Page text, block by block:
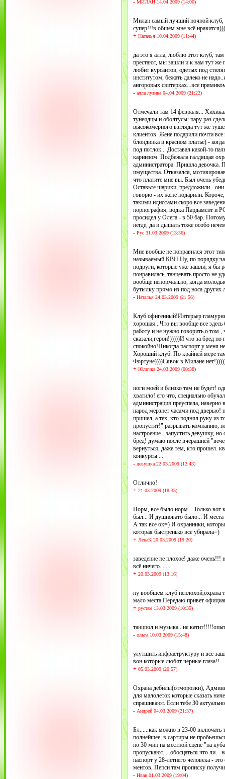
- МИЛАН 14.04.2009 (14:00)
Милан самый лучший ночной клуб,
супер!!!в общем мне всё
+ Наталья 10.04.2009 (11:44)
да это я алла, люблю этот клуб,
престают, мы зашли и к нам тут же
любит курсантов, одетых под
институтом, бежать далеко не
ангоровых свитерках...все
- алла лузина 04.04.2009 (21:22)
Отмечали там 14 февраля...
тунеядцы и оболтусы: пару раз
высокомерного взгляда тут же
клиентов. Жене подарили почти
блондинка в красном платье) -
под потлок... Доставал какой-то
карнизом. Подбежала галдящая
администратора. Пришла девочка.
имущества. Отказался,
что платите мне вы. Был очень
Оставьте шарики, предложили - они
говорю - их жене подарили.
такими идиотами скоро все
порнография, водка Пардамент и
просидел у Олега - в 50 бар.
негде, да и дышать тоже особо
- Рус 31.03.2009 (13:36)
Мне вообще не понравился этот
называемый КВН.Ну, по
подруги, которые уже зашли, я бы
понравилась, танцевать просто не
вообще ненормально, когда
бутылку прямо из под носа других
- Наталья 24.03.2009 (21:56)
Клуб офигенный!Интерьер
хорошая...Что вы вообще все
работу и не нужно говорить о том
сказали,герои!)))))И что за бред
спокойно!Никогда паспорт у меня
Хороший клуб. По крайней мере там
Фортуне))))Сявок в Милане
+ Юличка 24.03.2009 (00:38)
ноги моей и близко там не будет!
хватило! его что, специально
администрация преуспела,
народ мерзнет часами под дверью!
пришел, а тех, кто поднял руку из
пропустит!" разрывать компанию,
настроение - запустить девушку,
бред! думаю после вчерашней
вернуться, даже тем, кто прошел.
конкурсы....
- девушка 22.03.2009 (12:43)
Отлично!
+ 21.03.2009 (18:35)
Норм, все было норм... Только вот
был... И душновато было... И места
А так все ок=) И охранники,
которая быстренько все убирала=)
+ ЛенаК 20.03.2009 (19:20)
заведение не плохое! даже очень!!!
всё ничего.......
+ 20.03.2009 (13:16)
ну вообщем клуб неплохой,охрана
мало места.Передаю привет
+ рустам 13.03.2009 (10:35)
танцпол и музыка...не
- ольга 10.03.2009 (15:48)
улутшить инфраструктуру и все
вон которые любят черные глаза!!
+ 05.03.2009 (20:57)
Охрана дебилы(отморозки),
для малолеток которые сказать
спрашивают. Если тебе 30
- Андрей 04.03.2009 (21:37)
Бл......как можно в 23-00 включать
полнейшее, в сартиры не
по 30 мин на местной сцене "на
пропускают.....обосцаться что ли.
паспорт у 28-летнего человека -
ментов, Пепси там прописку
- Иван 01.03.2009 (19:04)